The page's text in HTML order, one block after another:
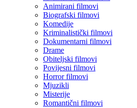
Animirani filmovi
Biografski filmovi
Komedije
Kriminalistički filmovi
Dokumentarni filmovi
Drame
Obiteljski filmovi
Povijesni filmovi
Horror filmovi
Mjuzikli
Misterije
Romantični filmovi